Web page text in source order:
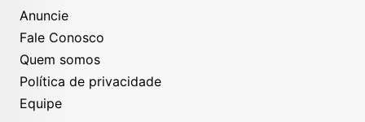
Anuncie
Fale Conosco
Quem somos
Política de privacidade
Equipe